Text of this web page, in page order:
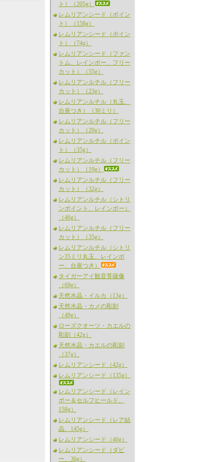
ト）（205g）
レムリアンシード（ポイン
ト）（158g）
レムリアンシード（ポイン
ト）（74g）
レムリアンシード（ファン
トム、レインボー、フリー
カット）（55g）
レムリアンルチル（フリー
カット）（23g）
レムリアンルチル（丸玉、
台座つき）（30ミリ）
レムリアンルチル（フリー
カット）（20g）
レムリアンルチル（ポイン
ト）（35g）
レムリアンルチル（フリー
カット）（19g）
レムリアンルチル（フリー
カット）（32g）
レムリアンルチル（シトリ
ンポイント、レインボー）
（46g）
レムリアンルチル（フリー
カット）（35g）
レムリアンルチル（シトリ
ン35ミリ丸玉、レインボ
ー、台座つき）
タイガーアイ観音菩薩像
（69g）
天然水晶・イルカ（13g）
天然水晶・カメの彫刻
（49g）
ローズクオーツ・カエルの
彫刻（42g）
天然水晶・カエルの彫刻
（37g）
レムリアンシード（42g）
レムリアンシード（135g）
レムリアンシード（レイン
ボー＆セルフヒールド、
158g）
レムリアンシード（レア結
晶、145g）
レムリアンシード（46g）
レムリアンシード（ダビ
ー、36g）